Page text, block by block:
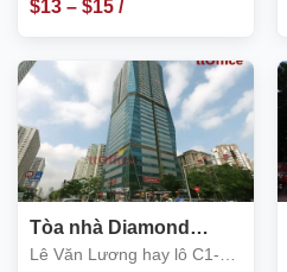
$13– $15/
m2
Tòa nhà Diamond
Flower Tower, Lê Văn
Lê Văn Lương hay lô C1-